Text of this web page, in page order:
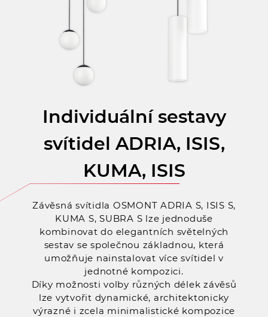
Individuální sestavy
svítidel ADRIA, ISIS,
KUMA, ISIS
Závěsná svítidla OSMONT ADRIA S, ISIS S,
KUMA S, SUBRA S lze jednoduše
kombinovat do elegantních světelných
sestav se společnou základnou, která
umožňuje nainstalovat více svítidel v
jednotné kompozici.
Díky možnosti volby různých délek závěsů
lze vytvořit dynamické, architektonicky
výrazné i zcela minimalistické kompozice